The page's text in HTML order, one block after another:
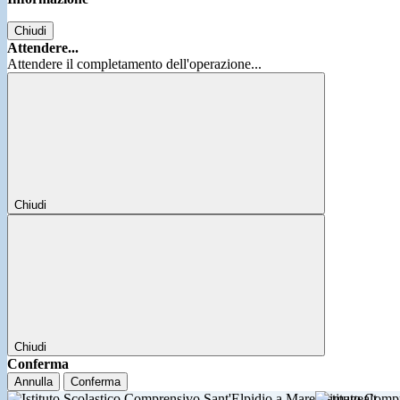
Chiudi
Attendere...
Attendere il completamento dell'operazione...
Chiudi
Chiudi
Conferma
Annulla Conferma